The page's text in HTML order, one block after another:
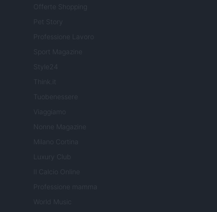
Offerte Shopping
Professione Lavoro
Sport Magazine
Style24
Think.it
Tuobenessere
Viaggiamo
Nonne Magazine
Milano Cortina
Luxury Club
Il Calcio Online
Professione mamma
World Music